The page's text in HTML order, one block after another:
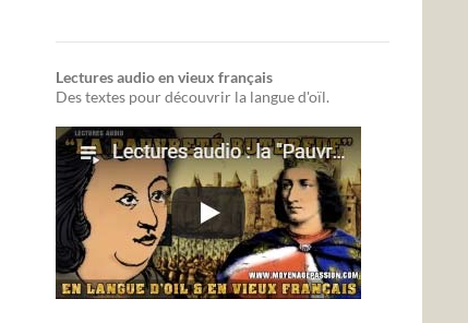
Lectures audio en vieux français
Des textes pour découvrir la langue d'oïl.